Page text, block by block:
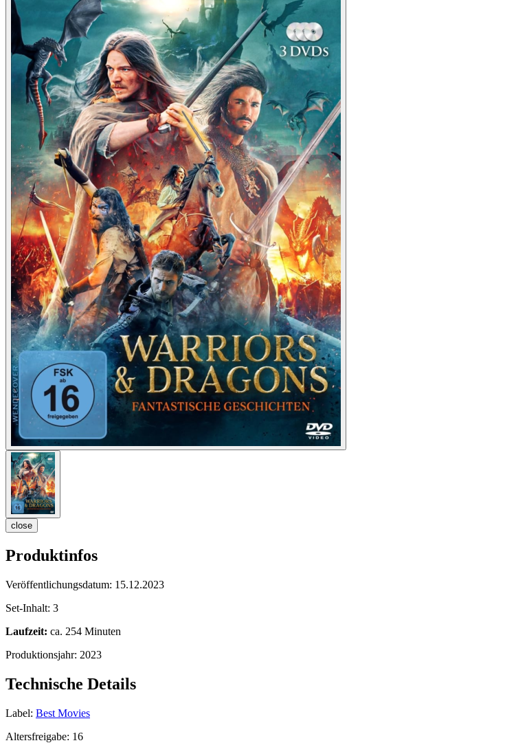
close
Produktinfos
Veröffentlichungsdatum: 15.12.2023
Set-Inhalt: 3
Laufzeit: ca. 254 Minuten
Produktionsjahr: 2023
Technische Details
Label: Best Movies
Altersfreigabe: 16